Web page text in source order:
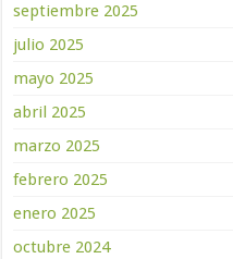
septiembre 2025
julio 2025
mayo 2025
abril 2025
marzo 2025
febrero 2025
enero 2025
octubre 2024